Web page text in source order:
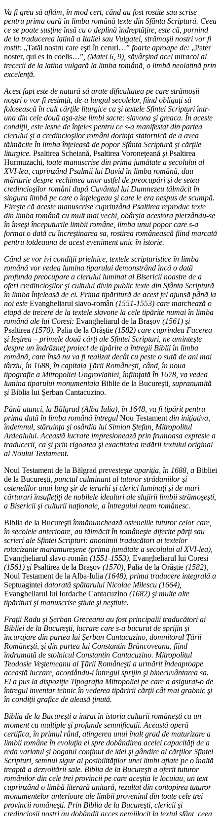
Va fi greu să aflăm, în mod cert, când au fost rostite sau scrise
pentru prima oară în limba română texte din Sfânta Scriptură. Ceea
ce se poate susţine însă cu o deplină îndreptăţire, este că, pornind
de la traducerea latină a Italiei sau Vulgatei, strămoşii nostri vor fi
rostit: „Tatăl nostru care eşti în ceruri…” foarte aproape de: „Pater
noster, qui es in coelis…” , (Matei 6, 9), săvârşind acel miracol al
trecerii de la latina vulgară la limba română, o limbă neolatină prin
excelenţă.
Acest fapt este de natură să arate dificultatea pe care strămoşii
noştri o vor fi resimţit, de-a lungul secolelor, fiind obligaţi să
folosească în cult cărţile liturgice ca şi textele Sfintei Scripturi într-
una din cele două aşa-zise limbi sacre: slavona şi greaca. În aceste
condiţii, este lesne de înţeles pentru ce s-a manifestat din partea
clerului şi a credincioşilor români dorinţa statornică de a avea
tălmăcite în limba înţeleasă de popor Sfânta Scriptură şi cărţile
liturgice. Psaltirea Scheiană, Psaltirea Voroneţeană şi Psaltirea
Hurmuzachi, toate manuscrise din prima jumătate a secolului al
XVI-lea, cuprinzând Psalmii lui David în limba română, dau
mărturie despre vechimea unor astfel de preocupări şi de setea
credincioşilor români după Cuvântul lui Dumnezeu tălmăcit în
singura limbă pe care o înţelegeau şi care le era nespus de scumpă.
Fireşte că aceste manuscrise cuprinzând Psaltirea reproduc texte
din limba română cu mult mai vechi, obârşia acestora pierzându-se
în înseşi începuturile limbii române, limba unui popor care s-a
format o dată cu încreştinarea sa, rostirea românească fiind marcată
pentru totdeauna de acest eveniment unic în istorie.
Când se vor ivi condiţii prielnice, textele scripturistice în limba
română vor vedea lumina tiparului demonstrând încă o dată
profunda preocupare a clerului luminat al Bisericii noastre de a
oferi credincioşilor şi cultului divin public texte din Sfânta Scriptură
în limba înţeleasă de ei. Prima tipăritură de acest fel ajunsă până la
noi este Evangheliarul slavo-român (1551-1553) care marchează o
etapă de trecere de la textele slavone la cele tipărite numai în limba
română ale lui Coresi: Evangheliarul de la Braşov (1561) şi
Psaltirea (1570). Palia de la Orăştie (1582) care cuprindea Facerea
şi Ieşirea – primele două cărţi ale Sfintei Scripturi, ne aminteşte
despre un îndrăzneţ proiect de tipărire a întregii Biblii în limba
română, care însă nu va fi realizat decât cu peste o sută de ani mai
târziu, în 1688, în capitala Ţării Româneşti, când, în noua
tipografie a Mitropoliei Ungrovlahiei, înfiinţată în 1678, va vedea
lumina tiparului monumentala Biblie de la Bucureşti , supranumită
şi Biblia lui Şerban Cantacuzino.
Până atunci, la Bălgrad (Alba Iulia), în 1648, va fi tipărit pentru
prima dată în limba română întregul Nou Testament din iniţiativa,
îndemnul, stăruinţa şi osârdia lui Simion Ştefan, Mitropolitul
Ardealului. Această lucrare impresionează prin frumoasa expresie a
traducerii, ca şi prin rigoarea şi exactitatea redării textului original
al Noului Testament.
Noul Testament de la Bălgrad prevesteşte apariţia, în 1688, a Bibliei
de la Bucureşti , punctul culminant al tuturor strădaniilor şi
ostenelilor unui lung şir de ierarhi şi clerici luminaţi şi de mari
cărturari însufleţiţi de nobilele idealuri ale slujirii limbii strămoşeşti,
a Bisericii şi culturii naţionale, a întregului neam românesc.
Biblia de la Bucureşti înmănunchează ostenelile tuturor celor care,
în secolele anterioare, au tălmăcit în româneşte diferite părţi sau
scrieri ale Sfintei Scripturi: anonimii traducători ai textelor
rotacizante maramureşene (prima jumătate a secolului al XVI-lea),
Evangheliarul slavo-român (1551-1553), Evangheliarul lui Coresi
(1561) şi Psaltirea de la Braşov (1570), Palia de la Orăştie (1582),
Noul Testament de la Alba-Iulia (1648), prima traducere integrală a
Septuagintei datorată spătarului Nicolae Milescu (1664),
Evangheliarul lui Iordache Cantacuzino (1682) şi multe alte
tipărituri şi manuscrise ştiute şi neştiute.
Fraţii Radu şi Şerban Greceanu au fost principalii traducători ai
Bibliei de la Bucureşti, lucrare care s-a bucurat de sprijin şi
încurajare din partea lui Şerban Cantacuzino, domnitorul Ţării
Româneşti, şi din partea lui Constantin Brâncoveanu, fiind
îndrumată de stolnicul Constantin Cantacuzino. Mitropolitul
Teodosie Veştemeanu al Ţării Româneşti a urmărit îndeaproape
această lucrare, acordându-i întregul sprijin şi binecuvântarea sa.
El a pus la dispoziţie Tipografia Mitropoliei pe care a asigurat-o de
întregul inventar tehnic în vederea tipăririi cărţii cât mai grabnic şi
în condiţii grafice de aleasă ţinută.
Biblia de la Bucureşti a intrat în istoria culturii româneşti ca un
moment cu multiple şi profunde semnificaţii. Această operă
certifica, în primul rând, atingerea unui înalt grad de maturizare a
limbii române în evoluţia ei spre dobândirea acelei capacităţi de a
reda variatul şi bogatul conţinut de idei şi gândire al cărţilor Sfintei
Scripturi, semnul sigur al posibilităţilor unei limbi aflate pe o înaltă
treaptă a dezvoltării sale. Biblia de la Bucureşti a oferit tuturor
românilor din cele trei provincii pe care aceştia le locuiau, un text
cuprinzând o limbă literară unitară, rezultat din contopirea tuturor
monumentelor anterioare ale limbii provenind din toate cele trei
provincii româneşti. Prin Biblia de la Bucureşti, clericii şi
credincioşii noştri au dobândit acces nemijlocit la textul sfânt, ceea